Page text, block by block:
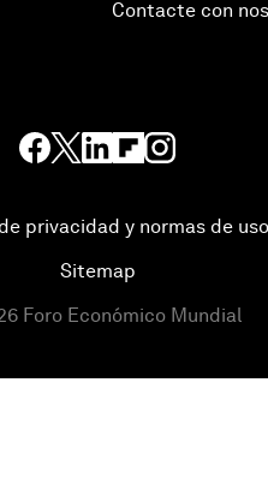
Contacte con
privacidad y normas de uso
Sitemap
Foro Económico Mundial